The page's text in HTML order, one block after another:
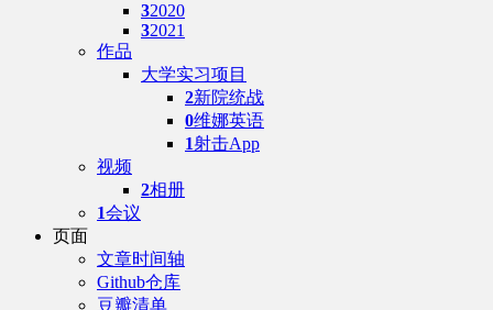
32020
32021
作品
大学实习项目
2新院统战
0维娜英语
1射击App
视频
2相册
1会议
页面
文章时间轴
Github仓库
豆瓣清单